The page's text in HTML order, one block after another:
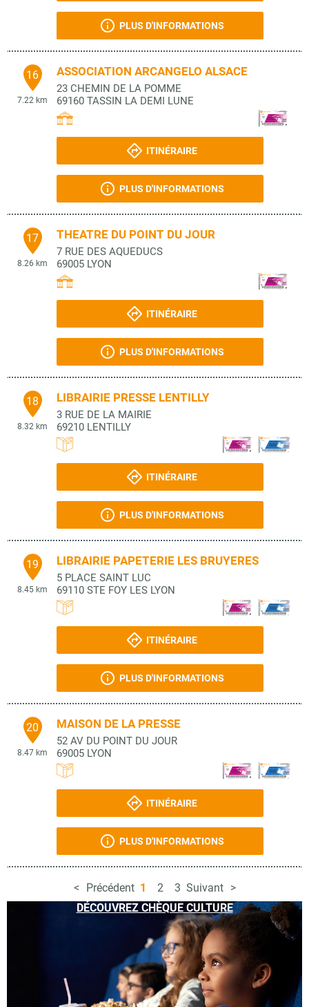
PLUS D'INFORMATIONS
16
7.22 km
ASSOCIATION ARCANGELO ALSACE
23 CHEMIN DE LA POMME
69160 TASSIN LA DEMI LUNE
ITINÉRAIRE
PLUS D'INFORMATIONS
17
8.26 km
THEATRE DU POINT DU JOUR
7 RUE DES AQUEDUCS
69005 LYON
ITINÉRAIRE
PLUS D'INFORMATIONS
18
8.32 km
LIBRAIRIE PRESSE LENTILLY
3 RUE DE LA MAIRIE
69210 LENTILLY
ITINÉRAIRE
PLUS D'INFORMATIONS
19
8.45 km
LIBRAIRIE PAPETERIE LES BRUYERES
5 PLACE SAINT LUC
69110 STE FOY LES LYON
ITINÉRAIRE
PLUS D'INFORMATIONS
20
8.47 km
MAISON DE LA PRESSE
52 AV DU POINT DU JOUR
69005 LYON
ITINÉRAIRE
PLUS D'INFORMATIONS
Précédent 1 2 3 Suivant
DÉCOUVREZ CHÈQUE CULTURE